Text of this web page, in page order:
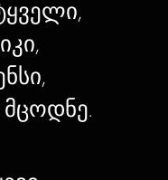
მცოდნე.